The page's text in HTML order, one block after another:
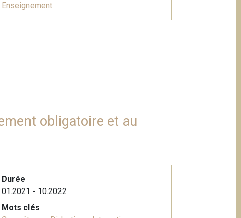
Enseignement
obligatoire et au
Durée
01.2021 - 10.2022
Mots clés